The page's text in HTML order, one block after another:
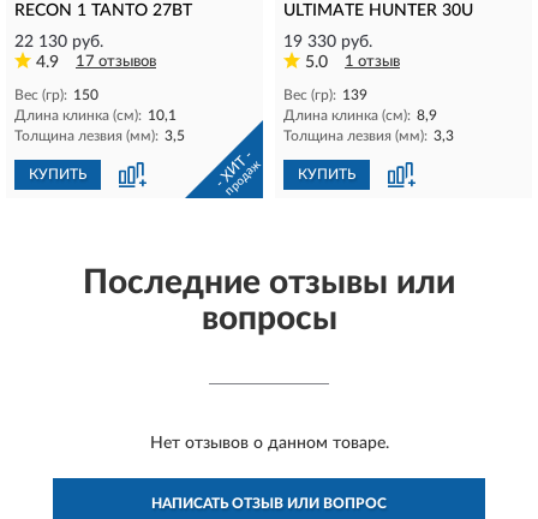
RECON 1 TANTO 27BT
22 130 руб.
4.9
17 отзывов
Вес (гр): 150
Длина клинка (см): 10,1
Толщина лезвия (мм): 3,5
КУПИТЬ - ХИТ -
продаж
ULTIMATE HUNTER 30U
19 330 руб.
5.0
1 отзыв
Вес (гр): 139
Длина клинка (см): 8,9
Толщина лезвия (мм): 3,3
КУПИТЬ
Последние отзывы или
вопросы
Нет отзывов о данном товаре.
НАПИСАТЬ ОТЗЫВ ИЛИ ВОПРОС